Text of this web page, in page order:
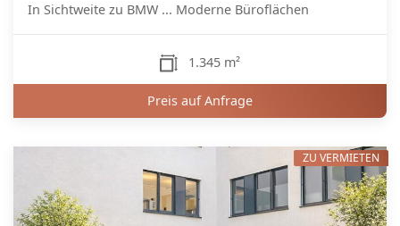
In Sichtweite zu BMW ... Moderne Büroflächen
1.345 m²
Preis auf Anfrage
ZU VERMIETEN